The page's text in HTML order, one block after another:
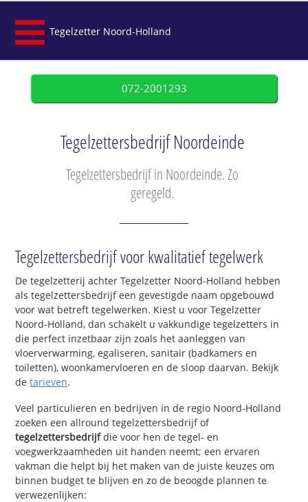
Tegelzetter Noord-Holland
072-2001293
Tegelzettersbedrijf Noordeinde
Tegelzettersbedrijf in Noordeinde. Zo
geregeld.
Tegelzettersbedrijf voor kwalitatief tegelwerk
De tegelzetterij achter Tegelzetter Noord-Holland hebben
als tegelzettersbedrijf een gevestigde naam opgebouwd
voor wat betreft tegelwerken. Kiest u voor Tegelzetter
Noord-Holland, dan schakelt u vakkundige tegelzetters in
die perfect inzetbaar zijn zoals het aanleggen van
vloerverwarming, egaliseren, sanitair (badkamers en
toiletten), woonkamervloeren en de sloop daarvan. Bekijk
detarieven.
Veel particulieren en bedrijven in de regio Noord-Holland
zoeken een allround tegelzettersbedrijf of
tegelzettersbedrijfdie voor hen de tegel- en
voegwerkzaamheden uit handen neemt; een ervaren
vakman die helpt bij het maken van de juiste keuzes om
binnen budget te blijven en zo de beoogde plannen te
verwezenlijken: